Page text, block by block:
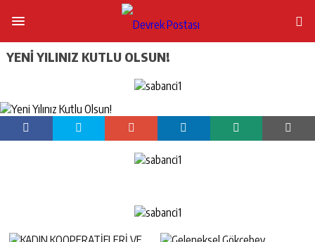
YENI YILINIZ KUTLU OLSUN!